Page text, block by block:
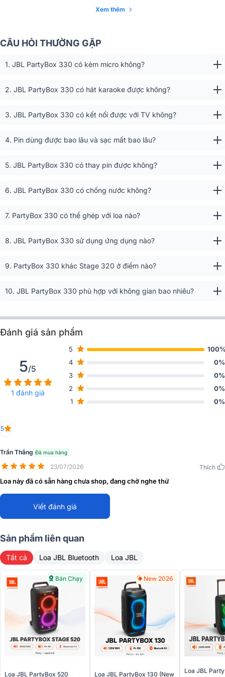
Cáp nguồn AC (dài 2.0m), 1x
Nhập khẩu & Phân
phối
Đánh giá chi tiết Loa JBL PartyBox 330
Không dừng lại ở âm thanh, loa còn kiến tạo trọn vẹn "vibe" tiệc
tùng nhờ màn trình diễn ánh sángFuturistic Lightshow
đồng bộ
không dâyAuracast™ mở rộng không gian vô hạn, cùng khả năng
Mẫu loa tiệc tùng JBL PartyBox 330 đã sẵn hàng tại Bảo Châu Elec
Xem thêm
CÂU HỎI THƯỜNG GẶP
1. JBL PartyBox 330 có kèm micro không?
2. JBL PartyBox 330 có hát karaoke được không?
3. JBL PartyBox 330 có kết nối được với TV không?
4. Pin dùng được bao lâu và sạc mất bao lâu?
5. JBL PartyBox 330 có thay pin được không?
6. JBL PartyBox 330 có chống nước không?
7. PartyBox 330 có thể ghép với loa nào?
8. JBL PartyBox 330 sử dụng ứng dụng nào?
9. PartyBox 330 khác Stage 320 ở điểm nào?
10. JBL PartyBox 330 phù hợp với không gian bao nhiêu?
Đánh giá sản phẩm
5/5
1 đánh giá
5
4
0%
3
0%
2
0%
1
0%
5
Trần Thắng Đã mua hàng
23/07/2026 Thích
Loa này đã có sẵn hàng chưa shop, đang chờ nghe thử
Viết đánh giá
Sản phẩm liên quan
Tất cả Loa JBL Bluetooth Loa JBL
Bán Chạy
Loa JBL PartyBox 520
New 2026
Loa JBL PartyBox 130 (New
Loa JBL